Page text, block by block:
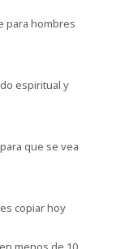
para hombres
espiritual y
que se vea
copiar hoy